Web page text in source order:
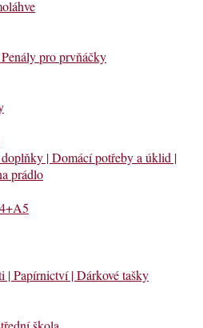
pro prvňáčky
| Domácí potřeby a úklid |
prádlo
| Papírnictví | Dárkové tašky